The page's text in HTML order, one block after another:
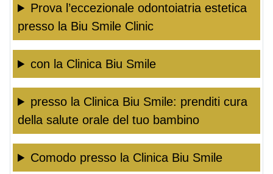
Prova l’eccezionale odontoiatria estetica
presso la Biu Smile Clinic
con la Clinica Biu Smile
presso la Clinica Biu Smile: prenditi cura
della salute orale del tuo bambino
Comodo presso la Clinica Biu Smile